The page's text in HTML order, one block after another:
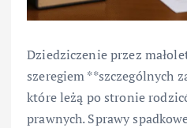
Dziedziczenie przez
szeregiem **szczególnych
które leżą po stronie
prawnych. Sprawy